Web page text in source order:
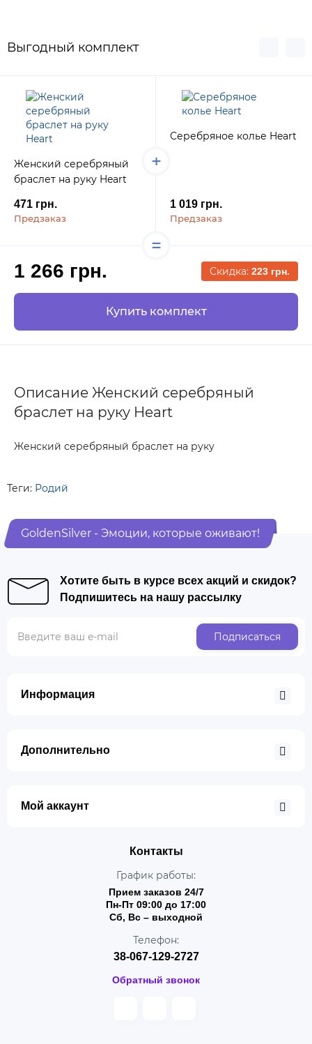
Выгодный комплект
Женский серебряный
браслет на руку Heart
471 грн.
Предзаказ
Серебряное колье Heart
1 019 грн.
Предзаказ
1 266 грн. Скидка: 223 грн.
Купить комплект
Описание Женский серебряный
браслет на руку Heart
Женский серебряный браслет на руку
Теги: Родий
GoldenSilver - Эмоции, которые оживают!
Хотите быть в курсе всех акций и скидок?
Подпишитесь на нашу рассылку
Подписаться
Информация
Дополнительно
Мой аккаунт
Контакты
График работы:
Прием заказов 24/7
Пн-Пт 09:00 до 17:00
Сб, Вс – выходной
Телефон:
38-067-129-2727
Обратный звонок